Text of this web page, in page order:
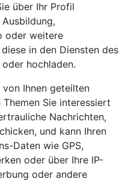
über Ihr Profil
oder weitere
in den Diensten des
hochladen.
Ihnen geteilten
Sie interessiert
Nachrichten,
und kann Ihren
Daten wie GPS,
oder über Ihre IP-
oder andere